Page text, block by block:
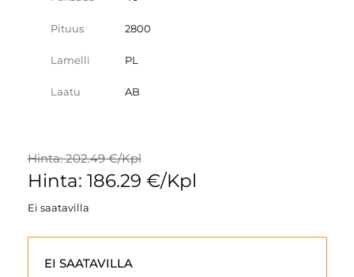
Pituus 2800
Lamelli PL
Laatu AB
Hinta: 202.49 €/Kpl
Hinta: 186.29 €/Kpl
Ei saatavilla
EI SAATAVILLA